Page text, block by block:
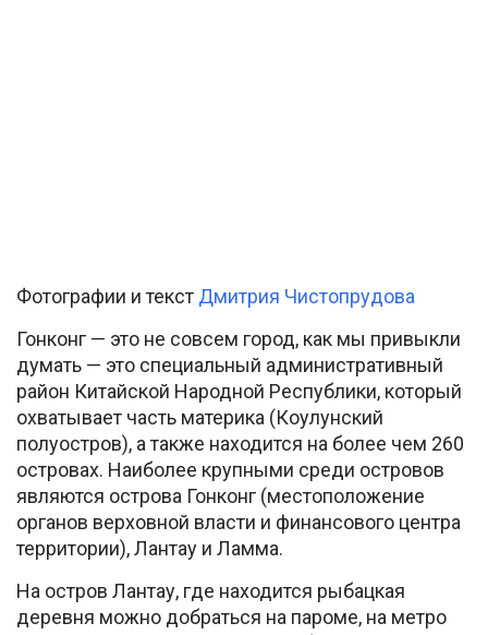
Фотографии и текст Дмитрия Чистопрудова
Гонконг — это не совсем город, как мы привыкли
думать — это специальный административный
район Китайской Народной Республики, который
охватывает часть материка (Коулунский
полуостров), а также находится на более чем 260
островах. Наиболее крупными среди островов
являются острова Гонконг (местоположение
органов верховной власти и финансового центра
территории), Лантау и Ламма.
На остров Лантау, где находится рыбацкая
деревня можно добраться на пароме, на метро